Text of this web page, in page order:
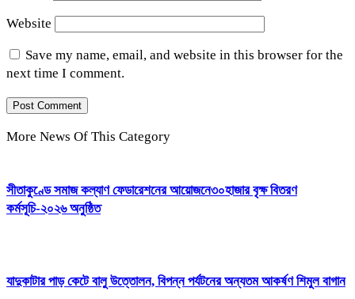
Website
Save my name, email, and website in this browser for the
next time I comment.
More News Of This Category
সীতাকুণ্ডে সমাজ কল্যাণ ফেডারেশনের আয়োজনে৩০হাজার বৃক্ষ বিতরণ
কর্মসূচি-২০২৬ অনুষ্ঠিত
যাদুকাটার পাড় কেটে বালু উত্তোলন, বিপন্ন পর্যটনের অন্যতম আকর্ষণ শিমুল বাগান